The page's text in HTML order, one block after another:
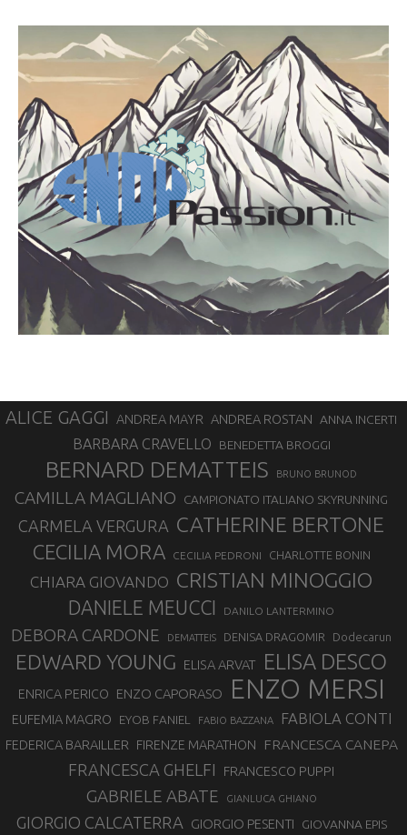
ALICE GAGGI ANDREA MAYR ANDREA ROSTAN ANNA INCERTI
BARBARA CRAVELLO BENEDETTA BROGGI
BERNARD DEMATTEIS BRUNO BRUNOD
CAMILLA MAGLIANO CAMPIONATO ITALIANO SKYRUNNING
CARMELA VERGURA CATHERINE BERTONE
CECILIA MORA CECILIA PEDRONI CHARLOTTE BONIN
CHIARA GIOVANDO CRISTIAN MINOGGIO
DANIELE MEUCCI DANILO LANTERMINO
DEBORA CARDONE DEMATTEIS DENISA DRAGOMIR Dodecarun
EDWARD YOUNG ELISA ARVAT ELISA DESCO
ENRICA PERICO ENZO CAPORASO ENZO MERSI
EUFEMIA MAGRO EYOB FANIEL FABIO BAZZANA FABIOLA CONTI
FEDERICA BARAILLER FIRENZE MARATHON FRANCESCA CANEPA
FRANCESCA GHELFI FRANCESCO PUPPI
GABRIELE ABATE GIANLUCA GHIANO
GIORGIO CALCATERRA GIORGIO PESENTI GIOVANNA EPIS